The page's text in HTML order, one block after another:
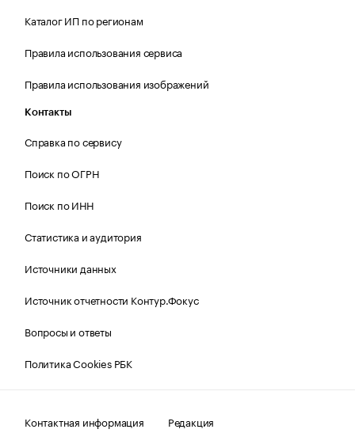
Каталог ИП по регионам
Правила использования сервиса
Правила использования изображений
Контакты
Справка по сервису
Поиск по ОГРН
Поиск по ИНН
Статистика и аудитория
Источники данных
Источник отчетности Контур.Фокус
Вопросы и ответы
Политика Cookies РБК
Контактная информация Редакция